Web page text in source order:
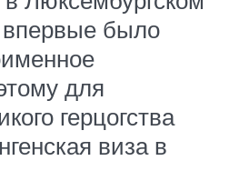
впервые было
для
герцогства
виза в